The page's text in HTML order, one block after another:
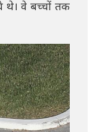
थे। वे बच्चों तक